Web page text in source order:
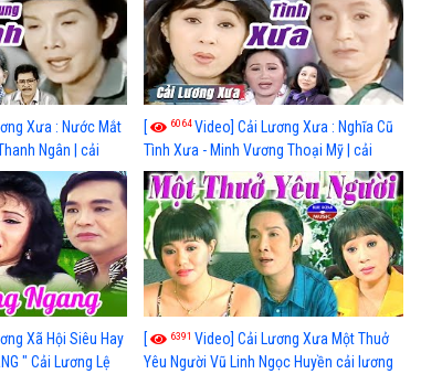
Xưa : Nước Mắt
Ngân | cải
[ 6064Video] Cải Lương Xưa : Nghĩa Cũ
Tình Xưa - Minh Vương Thoại Mỹ | cải
lương xã hội hay nhất
Xã Hội Siêu Hay
" Cải Lương Lệ
[ 6391 Video] Cải Lương Xưa Một Thuở
Yêu Người Vũ Linh Ngọc Huyền cải lương